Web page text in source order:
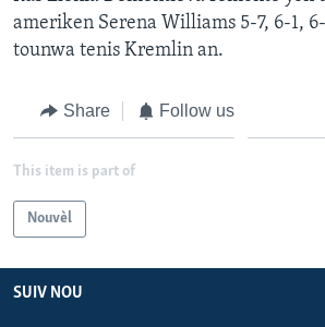
ameriken Serena Williams 5-7, 6-1,
tounwa tenis Kremlin an.
Share Follow us
This item is part of
Nouvèl
SUIV NOU